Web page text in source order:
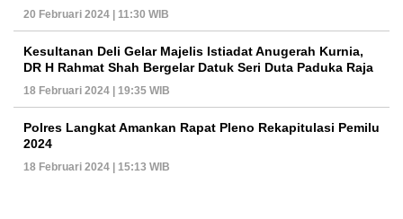
20 Februari 2024 | 11:30 WIB
Kesultanan Deli Gelar Majelis Istiadat Anugerah Kurnia,
DR H Rahmat Shah Bergelar Datuk Seri Duta Paduka Raja
18 Februari 2024 | 19:35 WIB
Polres Langkat Amankan Rapat Pleno Rekapitulasi Pemilu
2024
18 Februari 2024 | 15:13 WIB